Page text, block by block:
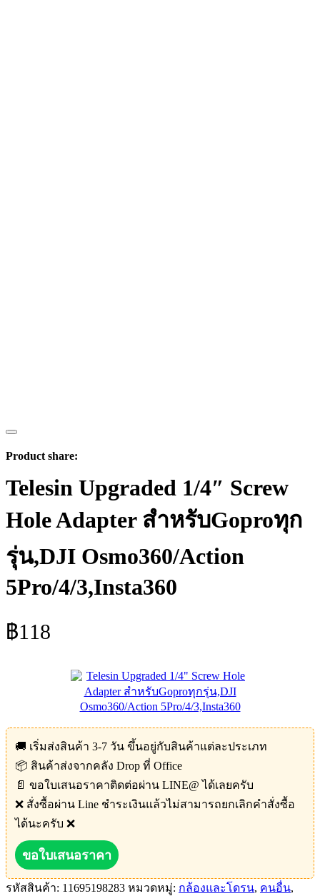
Product share:
Telesin Upgraded 1/4″ Screw
Hole Adapter สำหรับGoproทุก
รุ่น,DJI Osmo360/Action
5Pro/4/3,Insta360
฿118
🚚 เริ่มส่งสินค้า 3-7 วัน ขึ้นอยู่กับสินค้าแต่ละประเภท
📦 สินค้าส่งจากคลัง Drop ที่ Office
📄 ขอใบเสนอราคาติดต่อผ่าน LINE@ ได้เลยครับ
❌ สั่งซื้อผ่าน Line ชำระเงินแล้วไม่สามารถยกเลิกคำสั่งซื้อ
ได้นะครับ ❌
ขอใบเสนอราคา
รหัสสินค้า: 11695198283 หมวดหมู่: กล้องและโดรน, คนอื่น,